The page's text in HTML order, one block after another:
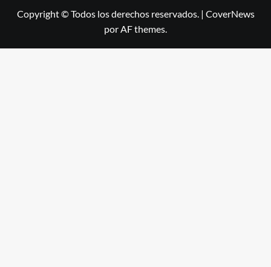
Copyright © Todos los derechos reservados. | CoverNews
por AF themes.